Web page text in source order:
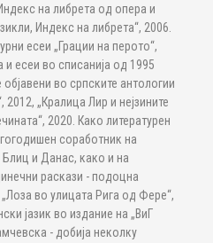
на либрета од опера и
Индекс на либрета“, 2006.
есеи „Грации на перото“,
и есеи во списанија од 1995
објавени во српските антологии
2012, „Кралица Лир и нејзините
2020. Како литературен
соработник на
и Данас, како и на
раскази - подоцна
во улицата Рига од Фере“,
јазик во издание на „ВиГ
- добија неколку